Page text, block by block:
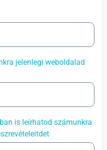
jelenlegi weboldalad
is leírhatod számunkra